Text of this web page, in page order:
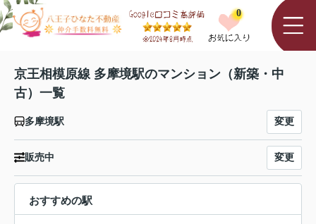
0
京王相模原線 多摩境駅のマンション（新築・中
古）一覧
多摩境駅 変更
販売中 変更
おすすめの駅